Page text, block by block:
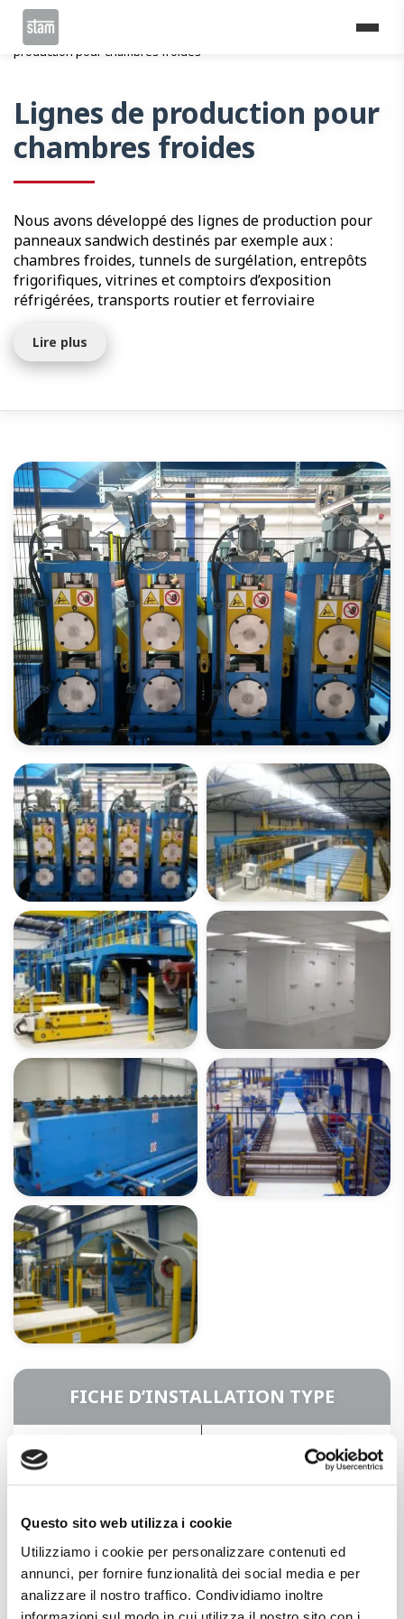
Questo sito web utilizza i cookie
Utilizziamo i cookie per personalizzare contenuti ed
annunci, per fornire funzionalità dei social media e per
analizzare il nostro traffico. Condividiamo inoltre
Home
Lignes de
production pour chambres froides
Lignes de production pour
chambres froides
Nous avons développé des lignes de production pour
panneaux sandwich destinés par exemple aux :
chambres froides, tunnels de surgélation, entrepôts
frigorifiques, vitrines et comptoirs d’exposition
réfrigérées, transports routier et ferroviaire
Lire plus
OUVREZ LA GALERIE IMAGES
FICHE D’INSTALLATION TYPE
PLAGE D’ÉPAISSEUR
TECHNOLOGIES DE
PROFILAGE
Flexible - Cassettes -
Traditionnelle